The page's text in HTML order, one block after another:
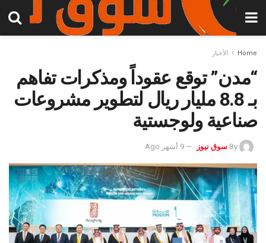
Home الأخبار
“مدن” توقع عقوداً ومذكرات تفاهم
بـ 8.8 مليار ريال لتطوير مشروعات
صناعية ولوجستية
By سوق نيوز 9 أشهر Ago